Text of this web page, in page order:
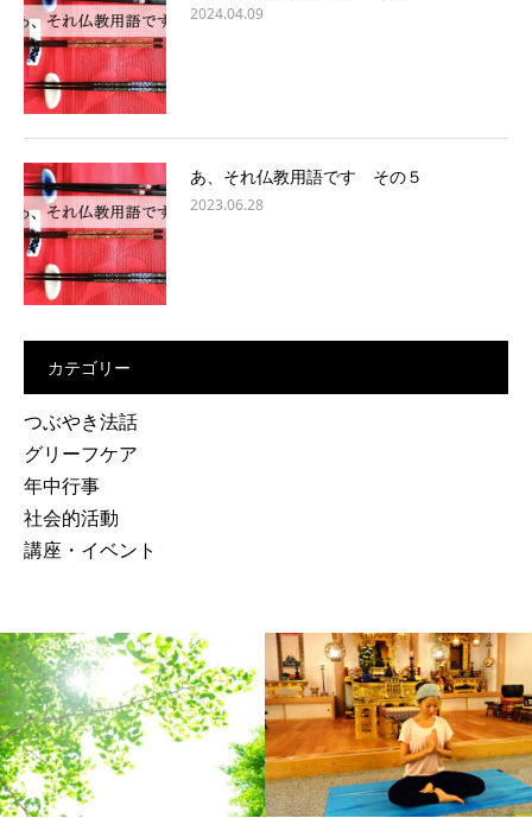
2024.04.09
あ、それ仏教用語です その５
2023.06.28
カテゴリー
つぶやき法話
グリーフケア
年中行事
社会的活動
講座・イベント